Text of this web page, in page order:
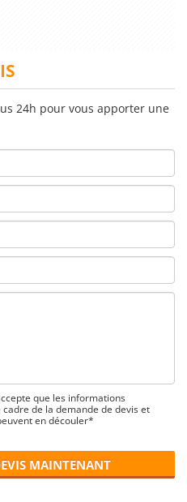
24h pour vous apporter une
que les informations
de la demande de devis et
en découler*
MAINTENANT